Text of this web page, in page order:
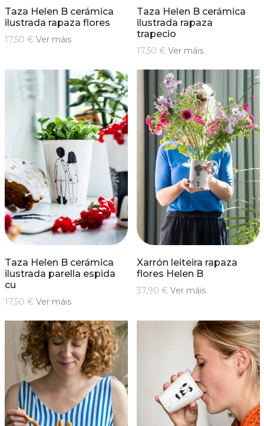
Taza Helen B cerámica
ilustrada rapaza flores
17,50 € Ver máis
Taza Helen B cerámica
ilustrada rapaza
trapecio
17,50 € Ver máis
Taza Helen B cerámica
ilustrada parella espida
cu
17,50 € Ver máis
Xarrón leiteira rapaza
flores Helen B
37,90 € Ver máis